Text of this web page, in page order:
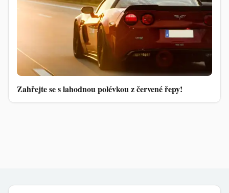
Zahřejte se s lahodnou polévkou z červené řepy!